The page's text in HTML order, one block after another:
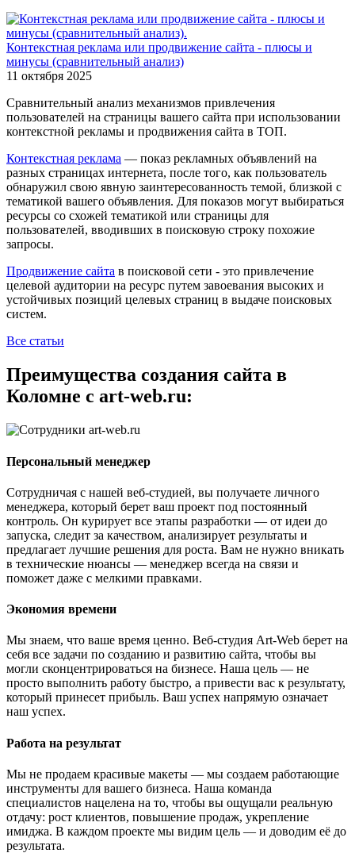
Контекстная реклама или продвижение сайта - плюсы и
минусы (сравнительный анализ)
11 октября 2025
Сравнительный анализ механизмов привлечения
пользователей на страницы вашего сайта при использовании
контекстной рекламы и продвижения сайта в ТОП.
Контекстная реклама — показ рекламных объявлений на
разных страницах интернета, после того, как пользователь
обнаружил свою явную заинтересованность темой, близкой с
тематикой вашего объявления. Для показов могут выбираться
ресурсы со схожей тематикой или страницы для
пользователей, вводивших в поисковую строку похожие
запросы.
Продвижение сайта в поисковой сети - это привлечение
целевой аудитории на ресурс путем завоевания высоких и
устойчивых позиций целевых страниц в выдаче поисковых
систем.
Все статьи
Преимущества создания сайта в
Коломне с art-web.ru:
Персональный менеджер
Сотрудничая с нашей веб-студией, вы получаете личного
менеджера, который берет ваш проект под постоянный
контроль. Он курирует все этапы разработки — от идеи до
запуска, следит за качеством, анализирует результаты и
предлагает лучшие решения для роста. Вам не нужно вникать
в технические нюансы — менеджер всегда на связи и
поможет даже с мелкими правками.
Экономия времени
Мы знаем, что ваше время ценно. Веб-студия Art-Web берет на
себя все задачи по созданию и развитию сайта, чтобы вы
могли сконцентрироваться на бизнесе. Наша цель — не
просто выполнить работу быстро, а привести вас к результату,
который принесет прибыль. Ваш успех напрямую означает
наш успех.
Работа на результат
Мы не продаем красивые макеты — мы создаем работающие
инструменты для вашего бизнеса. Наша команда
специалистов нацелена на то, чтобы вы ощущали реальную
отдачу: рост клиентов, повышение продаж, укрепление
имиджа. В каждом проекте мы видим цель — и доводим её до
результата.